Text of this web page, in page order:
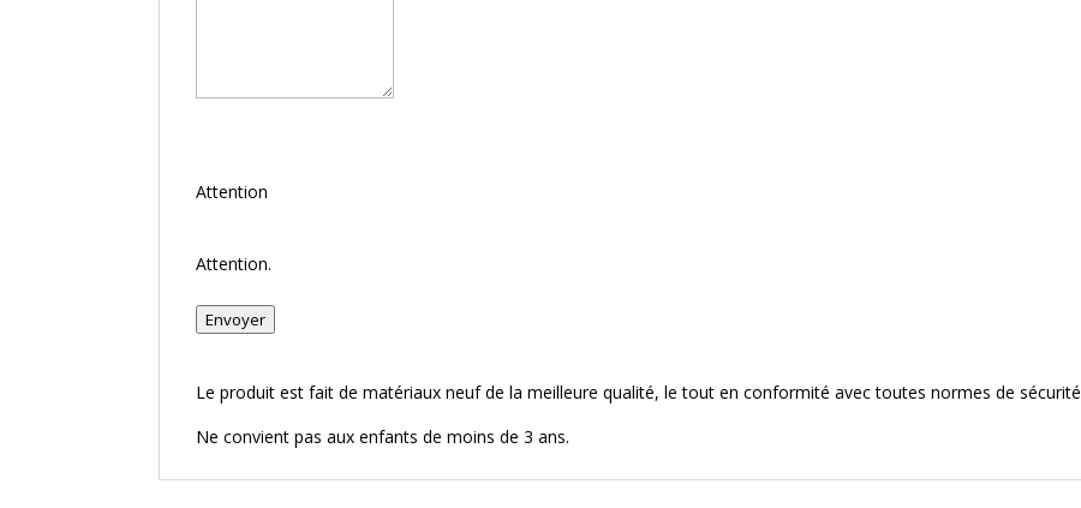
Attention
Attention.
Envoyer
Le produit est fait de matériaux neuf de la meilleure qualité, le tout en conformité avec toutes normes de
Ne convient pas aux enfants de moins de 3 ans.